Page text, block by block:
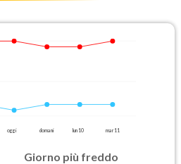
oggi domani lun 10 mar 11
Giorno più freddo